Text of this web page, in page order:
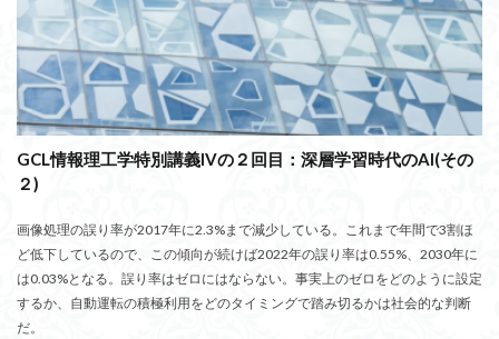
GCL情報理工学特別講義IVの２回目：深層学習時代のAI(その
２)
画像処理の誤り率が2017年に2.3%まで減少している。これまで年間で3割ほ
ど低下しているので、この傾向が続けば2022年の誤り率は0.55%、2030年に
は0.03%となる。誤り率はゼロにはならない。事実上のゼロをどのように設定
するか、自動運転の積極利用をどのタイミングで踏み切るかは社会的な判断
だ。